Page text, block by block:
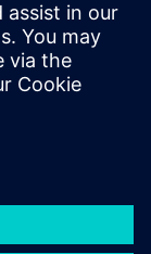
neo, lett